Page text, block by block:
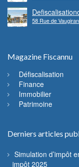
mer
58 Rue de
Magazine Fiscannu
Défiscalisation
Finance
Immobilier
Patrimoine
Derniers articles
Simulation d’impôt
impôt 2025